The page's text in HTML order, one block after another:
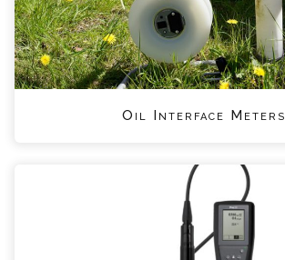
Oil Interface Meters